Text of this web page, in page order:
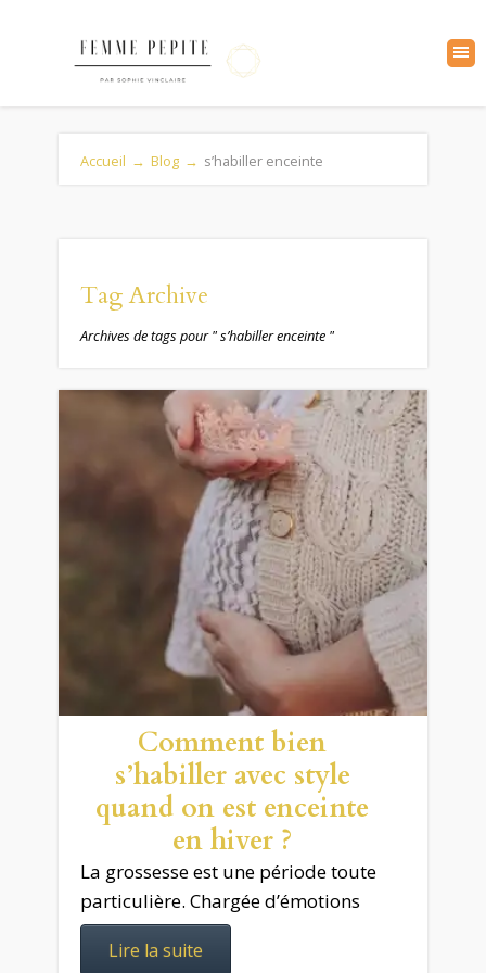
Accueil → Blog → s’habiller enceinte
Tag Archive
Archives de tags pour " s’habiller enceinte "
Comment bien
s’habiller avec style
quand on est enceinte
en hiver ?
La grossesse est une période toute
particulière. Chargée d’émotions
Lire la suite